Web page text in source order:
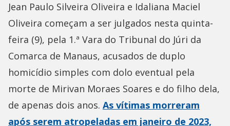
Jean Paulo Silveira Oliveira e Idaliana Maciel
Oliveira começam a ser julgados nesta quinta-
feira (9), pela 1.ª Vara do Tribunal do Júri da
Comarca de Manaus, acusados de duplo
homicídio simples com dolo eventual pela
morte de Mirivan Moraes Soares e do filho dela,
de apenas dois anos. As vítimas morreram
após serem atropeladas em janeiro de 2023,